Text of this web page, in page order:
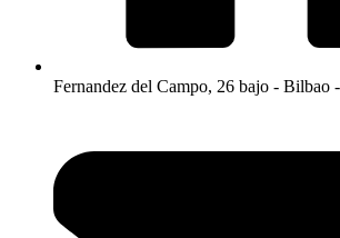
Fernandez del Campo, 26 bajo - Bilbao